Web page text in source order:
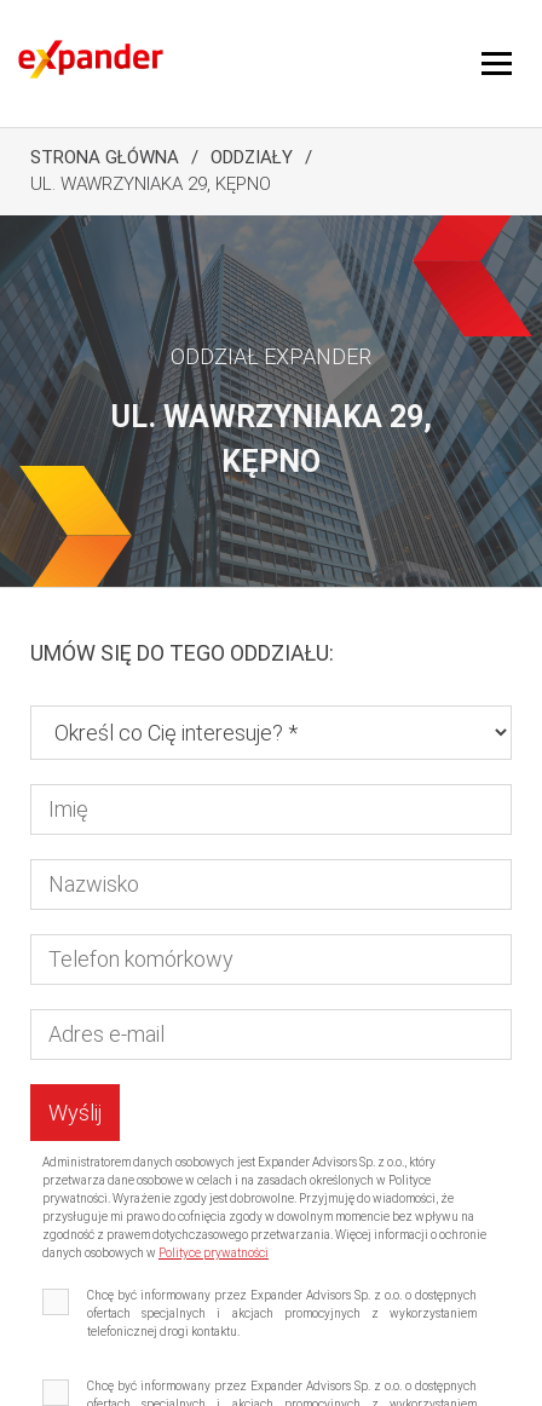
STRONA GŁÓWNA
ODDZIAŁY
UL. WAWRZYNIAKA 29, KĘPNO
ODDZIAŁ EXPANDER
UL. WAWRZYNIAKA 29,
KĘPNO
UMÓW SIĘ DO TEGO ODDZIAŁU:
Administratorem danych osobowych jest Expander Advisors Sp. z o.o., który
przetwarza dane osobowe w celach i na zasadach określonych w Polityce
prywatności. Wyrażenie zgody jest dobrowolne. Przyjmuję do wiadomości, że
przysługuje mi prawo do cofnięcia zgody w dowolnym momencie bez wpływu na
zgodność z prawem dotychczasowego przetwarzania. Więcej informacji o ochronie
danych osobowych w Polityce prywatności
Chcę być informowany przez Expander Advisors Sp. z o.o. o dostępnych
ofertach specjalnych i akcjach promocyjnych z wykorzystaniem
telefonicznej drogi kontaktu.
Chcę być informowany przez Expander Advisors Sp. z o.o. o dostępnych